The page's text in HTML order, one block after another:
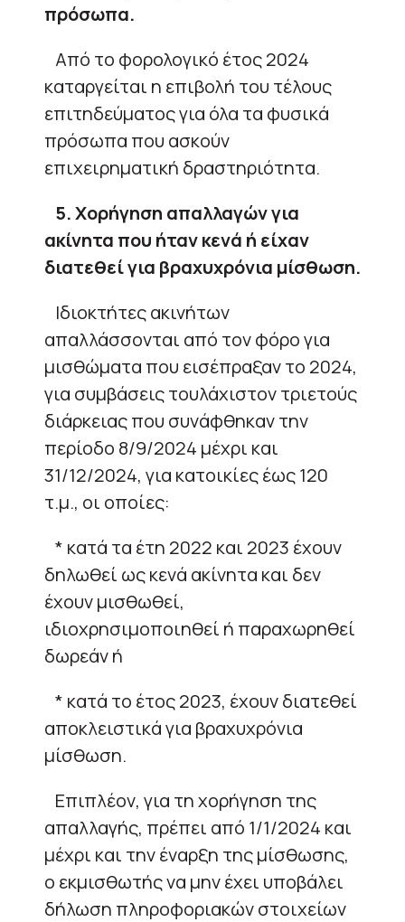
πρόσωπα.
Από το φορολογικό έτος 2024
καταργείται η επιβολή του τέλους
επιτηδεύματος για όλα τα φυσικά
πρόσωπα που ασκούν
επιχειρηματική δραστηριότητα.
5. Χορήγηση απαλλαγών για
ακίνητα που ήταν κενά ή είχαν
διατεθεί για βραχυχρόνια μίσθωση.
Ιδιοκτήτες ακινήτων
απαλλάσσονται από τον φόρο για
μισθώματα που εισέπραξαν το 2024,
για συμβάσεις τουλάχιστον τριετούς
διάρκειας που συνάφθηκαν την
περίοδο 8/9/2024 μέχρι και
31/12/2024, για κατοικίες έως 120
τ.μ., οι οποίες:
* κατά τα έτη 2022 και 2023 έχουν
δηλωθεί ως κενά ακίνητα και δεν
έχουν μισθωθεί,
ιδιοχρησιμοποιηθεί ή παραχωρηθεί
δωρεάν ή
* κατά το έτος 2023, έχουν διατεθεί
αποκλειστικά για βραχυχρόνια
μίσθωση.
Επιπλέον, για τη χορήγηση της
απαλλαγής, πρέπει από 1/1/2024 και
μέχρι και την έναρξη της μίσθωσης,
ο εκμισθωτής να μην έχει υποβάλει
δήλωση πληροφοριακών στοιχείων